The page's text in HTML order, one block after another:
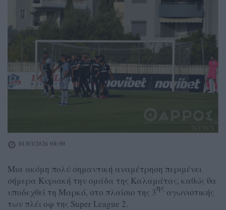
01/03/2026 08:00
Μια ακόμη πολύ σημαντική αναμέτρηση περιμένει
σήμερα Κυριακή την ομάδα της Καλαμάτας, καθώς θα
υποδεχθεί τη Μαρκό, στο πλαίσιο της 3ης αγωνιστικής
των πλέι οφ της Super League 2.